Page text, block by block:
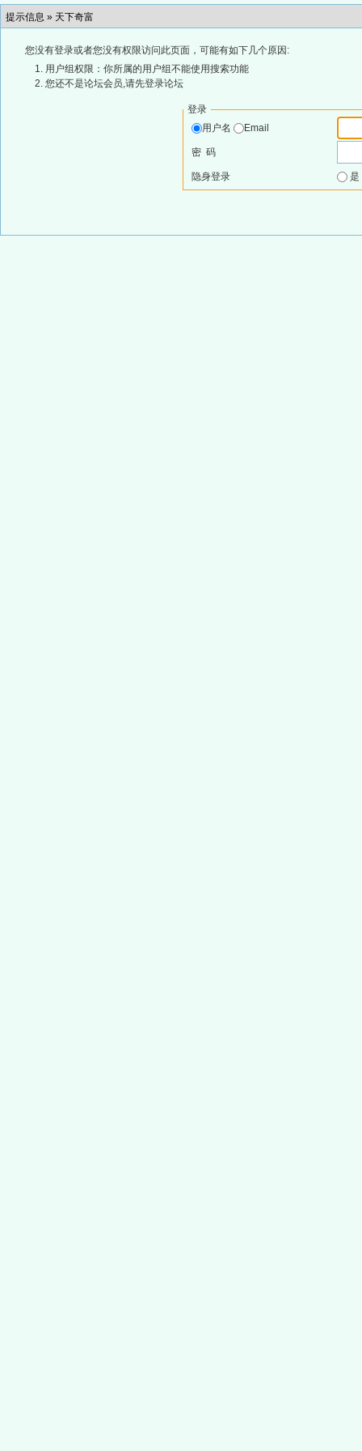
提示信息 » 天下奇富
您没有登录或者您没有权限访问此页面，可能有如下几个原因:
用户组权限：你所属的用户组不能使用搜索功能
您还不是论坛会员,请先登录论坛
登录
用户名
Email
密 码
隐身登录